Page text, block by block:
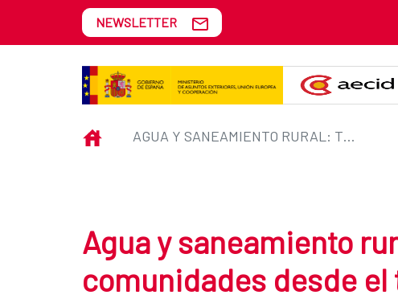
Skip to Main Content
Agua y saneamiento rural:
NEWSLETTER
INICIO AGUA Y SANEAMIENTO RURAL: TRANSFORMAR COMUNIDADES DESDE EL TERRITORIO
Agua y saneamiento
comunidades desde